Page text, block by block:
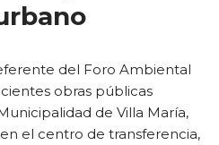
del Foro Ambiental
obras públicas
de Villa María,
el centro de transferencia,